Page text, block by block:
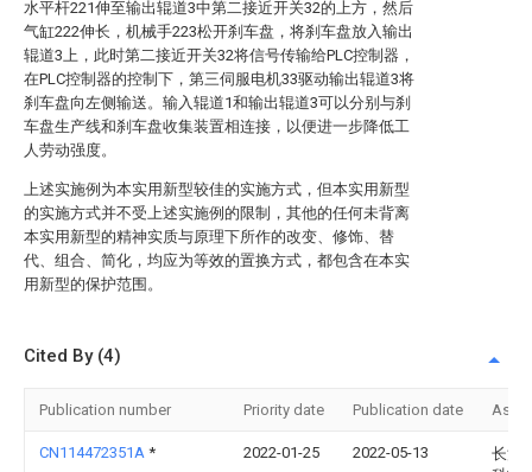
水平杆221伸至输出辊道3中第二接近开关32的上方，然后
气缸222伸长，机械手223松开刹车盘，将刹车盘放入输出
辊道3上，此时第二接近开关32将信号传输给PLC控制器，
在PLC控制器的控制下，第三伺服电机33驱动输出辊道3将
刹车盘向左侧输送。输入辊道1和输出辊道3可以分别与刹
车盘生产线和刹车盘收集装置相连接，以便进一步降低工
人劳动强度。
上述实施例为本实用新型较佳的实施方式，但本实用新型
的实施方式并不受上述实施例的限制，其他的任何未背离
本实用新型的精神实质与原理下所作的改变、修饰、替
代、组合、简化，均应为等效的置换方式，都包含在本实
用新型的保护范围。
Cited By (4)
Publication number Priority date Publication date
CN114472351A * 2022-01-25 2022-05-13
长沙